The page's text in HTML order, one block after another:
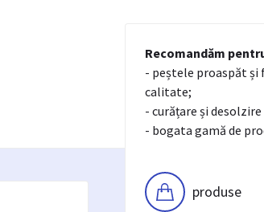
Recomandăm
- peștele proaspăt și
calitate;
- curățare și
- bogata gamă de
produse